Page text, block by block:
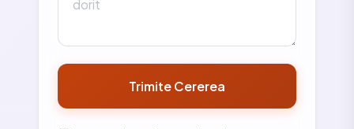
Trimite Cererea